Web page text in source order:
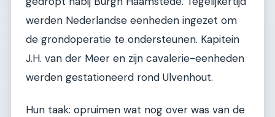
werden Nederlandse eenheden ingezet om
de grondoperatie te ondersteunen. Kapitein
J.H. van der Meer en zijn cavalerie-eenheden
werden gestationeerd rond Ulvenhout.
Hun taak: opruimen wat nog over was van de